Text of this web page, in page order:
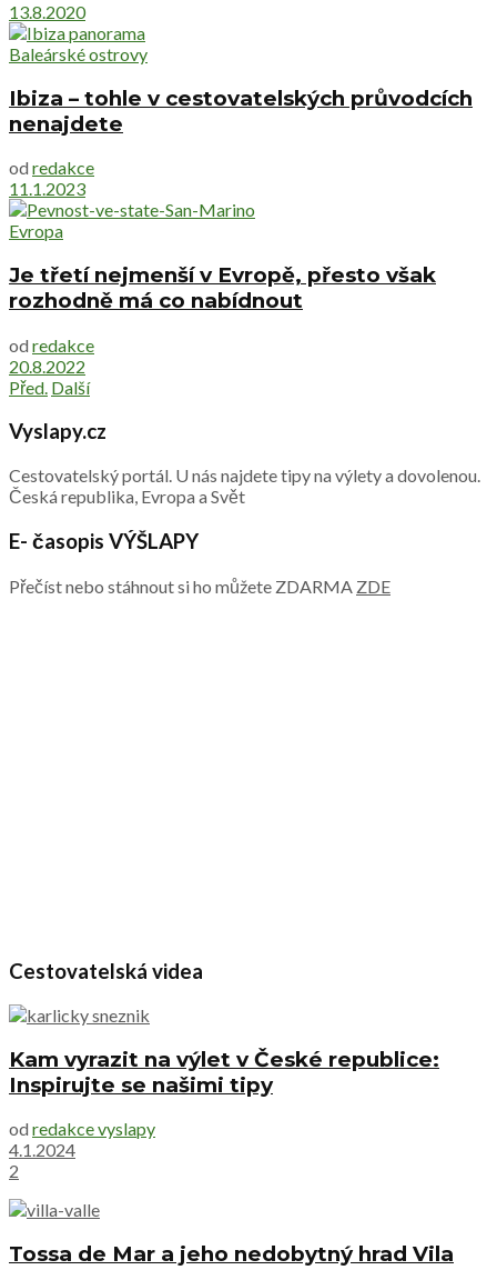
13.8.2020
Baleárské ostrovy
Ibiza – tohle v cestovatelských průvodcích
nenajdete
od redakce
11.1.2023
Evropa
Je třetí nejmenší v Evropě, přesto však
rozhodně má co nabídnout
od redakce
20.8.2022
Před. Další
Vyslapy.cz
Cestovatelský portál. U nás najdete tipy na výlety a dovolenou.
Česká republika, Evropa a Svět
E- časopis VÝŠLAPY
Přečíst nebo stáhnout si ho můžete ZDARMA ZDE
Cestovatelská videa
Kam vyrazit na výlet v České republice:
Inspirujte se našimi tipy
od redakce vyslapy
4.1.2024
2
Tossa de Mar a jeho nedobytný hrad Vila